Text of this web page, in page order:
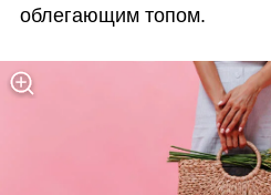
облегающим топом.